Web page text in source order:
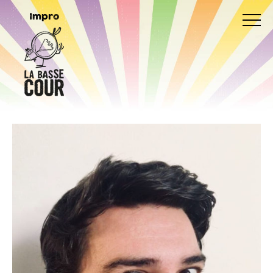
Impro